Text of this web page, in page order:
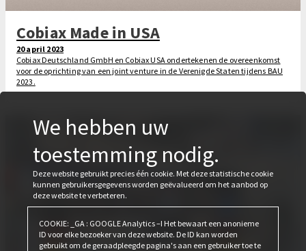
Cobiax Made in USA
20 april 2023
Cobiax Deutschland GmbH en Cobiax USA ondertekenen de overeenkomst
voor de oprichting van een joint venture in de Verenigde Staten tijdens BAU
2023.
We hebben uw
toestemming nodig.
Deze website gebruikt precies één cookie. Met deze statistische cookie
kunnen gebruikersgegevens worden geëvalueerd om het aanbod op
deze website te verbeteren.
COOKIE: _GA : GOOGLE Analytics –I Het bewaart een anonieme
ID voor elke bezoeker van deze website. De ID kan worden
gebruikt om de geraadpleegde pagina's aan een gebruiker toe te